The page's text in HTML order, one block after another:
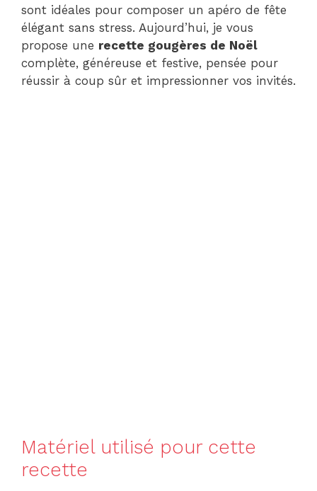
sont idéales pour composer un apéro de fête
élégant sans stress. Aujourd’hui, je vous
propose une recette gougères de Noël
complète, généreuse et festive, pensée pour
réussir à coup sûr et impressionner vos invités.
Matériel utilisé pour cette
recette